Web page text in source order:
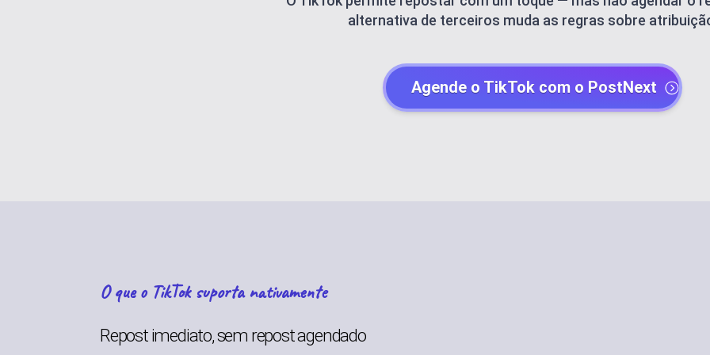
ENCONTRE CONTEÚDO EM ALTA
Agentes de IA
alternativa de terceiros muda as regras sobre
Agende o TikTok com o PostNext
O que o TikTok suporta nativamente
Repost imediato, sem repost agendado